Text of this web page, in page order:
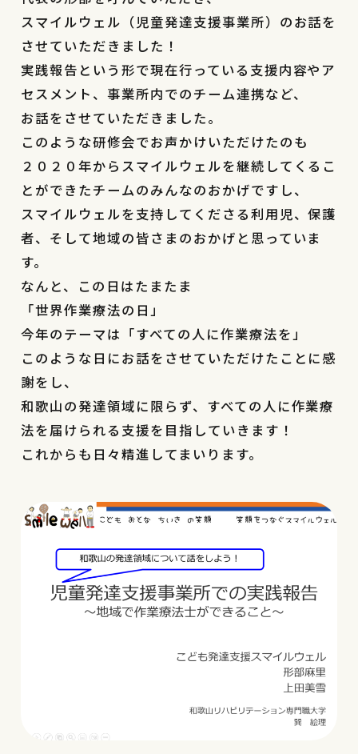
スマイルウェル（児童発達支援事業所）のお話を
させていただきました！
実践報告という形で現在行っている支援内容やア
セスメント、事業所内でのチーム連携など、
お話をさせていただきました。
このような研修会でお声かけいただけたのも
２０２０年からスマイルウェルを継続してくるこ
とができたチームのみんなのおかげですし、
スマイルウェルを支持してくださる利用児、保護
者、そして地域の皆さまのおかげと思っていま
す。
なんと、この日はたまたま
「世界作業療法の日」
今年のテーマは「すべての人に作業療法を」
このような日にお話をさせていただけたことに感
謝をし、
和歌山の発達領域に限らず、すべての人に作業療
法を届けられる支援を目指していきます！
これからも日々精進してまいります。